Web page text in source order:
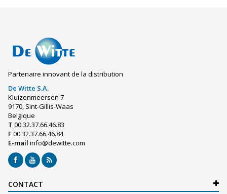
Partenaire innovant de la distribution
De Witte S.A.
Kluizenmeersen 7
9170, Sint-Gillis-Waas
Belgique
T 00.32.37.66.46.83
F00.32.37.66.46.84
E-mail info@dewitte.com
CONTACT